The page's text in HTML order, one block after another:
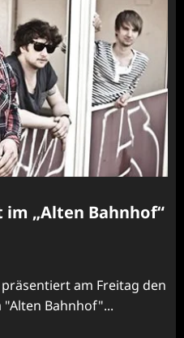
im „Alten Bahnhof“
am Freitag den
"Alten Bahnhof"...